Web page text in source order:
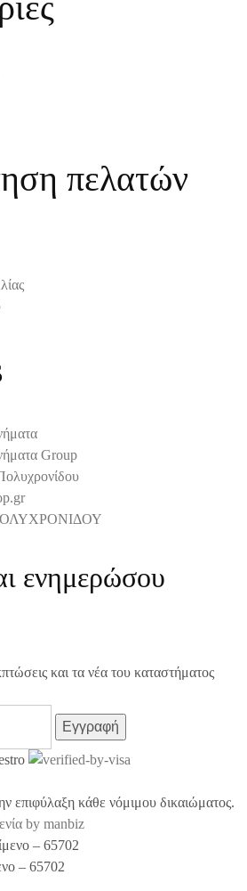
πελατών
Group
ενημερώσου
και τα νέα του καταστήματος
επιφύλαξη κάθε νόμιμου δικαιώματος.
by manbiz
– 65702